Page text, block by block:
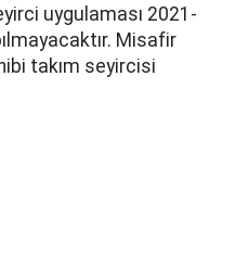
uygulaması 2021-
Misafir
takım seyircisi